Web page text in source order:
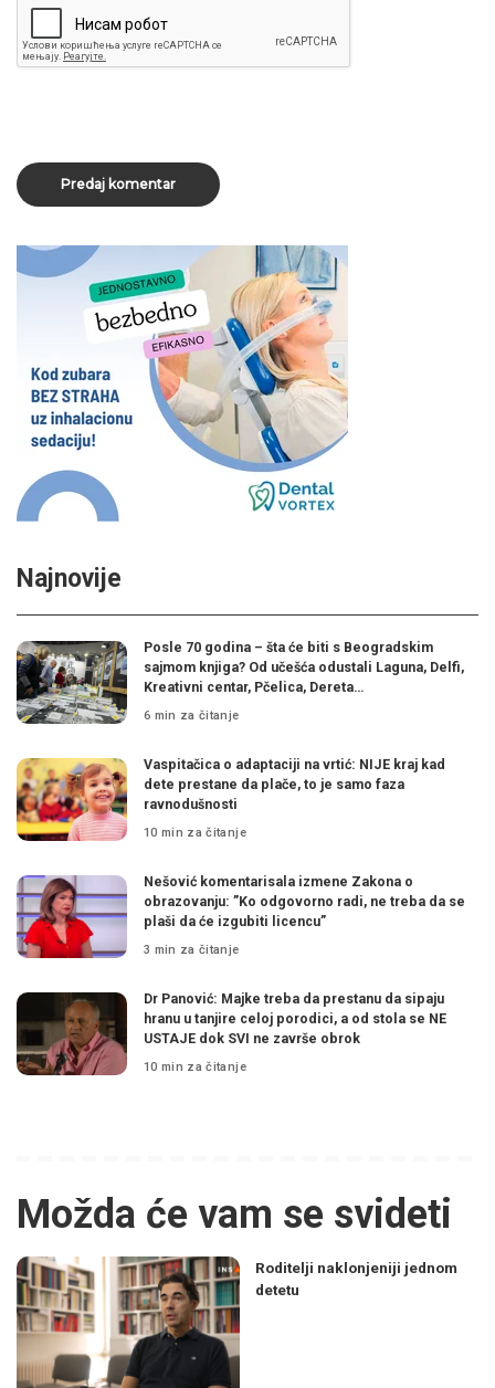
Najnovije
Posle 70 godina – šta će biti s Beogradskim
sajmom knjiga? Od učešća odustali Laguna, Delfi,
Kreativni centar, Pčelica, Dereta…
6 min za čitanje
Vaspitačica o adaptaciji na vrtić: NIJE kraj kad
dete prestane da plače, to je samo faza
ravnodušnosti
10 min za čitanje
Nešović komentarisala izmene Zakona o
obrazovanju: ”Ko odgovorno radi, ne treba da se
plaši da će izgubiti licencu”
3 min za čitanje
Dr Panović: Majke treba da prestanu da sipaju
hranu u tanjire celoj porodici, a od stola se NE
USTAJE dok SVI ne završe obrok
10 min za čitanje
Možda će vam se svideti
Roditelji naklonjeniji jednom
detetu